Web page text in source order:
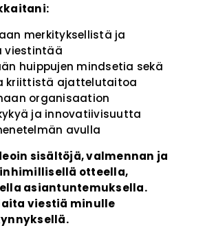
merkityksellistä ja
viestintää
huippujen mindsetia sekä
kriittistä ajattelutaitoa
organisaation
ja innovatiivisuutta
avulla
sisältöjä, valmennan ja
otteella,
asiantuntemuksella.
viestiä minulle